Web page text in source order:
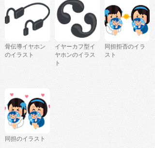
骨伝導イヤホン
のイラスト
イヤーカフ型イ
ヤホンのイラス
ト
同担拒否のイラ
スト
同担のイラスト